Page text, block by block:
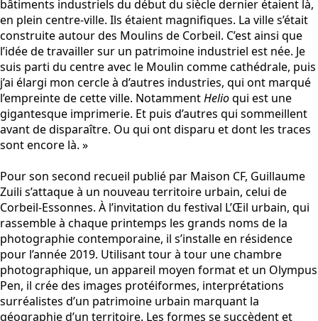
bâtiments industriels du début du siècle dernier étaient là,
en plein centre-ville. Ils étaient magnifiques. La ville s’était
construite autour des Moulins de Corbeil. C’est ainsi que
l’idée de travailler sur un patrimoine industriel est née. Je
suis parti du centre avec le Moulin comme cathédrale, puis
j’ai élargi mon cercle à d’autres industries, qui ont marqué
l’empreinte de cette ville. NotammentHelioqui est une
gigantesque imprimerie. Et puis d’autres qui sommeillent
avant de disparaître. Ou qui ont disparu et dont les traces
sont encore là. »
Pour son second recueil publié par Maison CF, Guillaume
Zuili s’attaque à un nouveau territoire urbain, celui de
Corbeil-Essonnes. À l’invitation du festival L’Œil urbain, qui
rassemble à chaque printemps les grands noms de la
photographie contemporaine, il s’installe en résidence
pour l’année 2019. Utilisant tour à tour une chambre
photographique, un appareil moyen format et un Olympus
Pen, il crée des images protéiformes, interprétations
surréalistes d’un patrimoine urbain marquant la
géographie d’un territoire. Les formes se succèdent et